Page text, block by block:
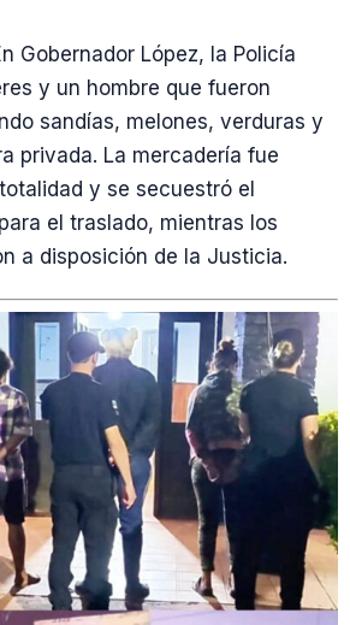
Gobernador López, la Policía
y un hombre que fueron
sandías, melones, verduras y
privada. La mercadería fue
y se secuestró el
el traslado, mientras los
a disposición de la Justicia.